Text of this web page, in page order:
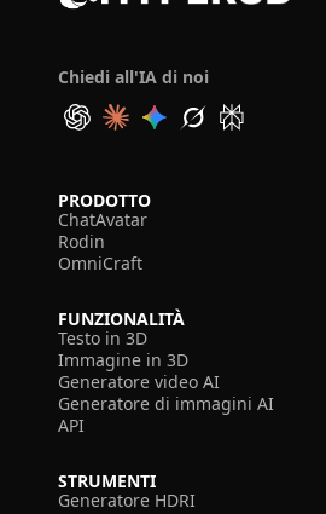
Chiedi all'IA di noi
PRODOTTO
ChatAvatar
Rodin
OmniCraft
FUNZIONALITÀ
Testo in 3D
Immagine in 3D
Generatore video AI
Generatore di immagini AI
API
STRUMENTI
Generatore HDRI